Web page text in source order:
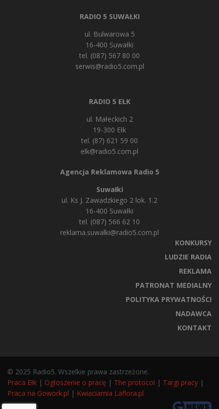
RADIO 5 SUWAŁKI
ul. Bulwarowa 5
16-400 Suwałki
tel. (087) 567 80 00
serwis@radio5.com.pl
RADIO 5 EŁK
ul. Małeckich 2
19-300 Ełk
tel. (87) 621 59 00
elk@radio5.com.pl
Agencja Reklamowa Radio 5
Suwałki
ul. Ks J. Zawadzkiego 2 lok. 1.2
16-400 Suwałki
tel. (087) 566 62 10
reklama.suwalki@radio5.com.pl
KONKURSY
LUDZIE RADIA
REKLAMA
PATRONAT MEDIALNY
POLITYKA PRYWATNOŚCI
NADAWCA
KONTAKT
© 2025 Radio5. Wszelkie prawa zastrzeżone.
Praca Ełk | Ogłoszenie o pracę | The protocol | Targi pracy |
Praca na Gowork.pl | Kwiaciarnia Laflora.pl